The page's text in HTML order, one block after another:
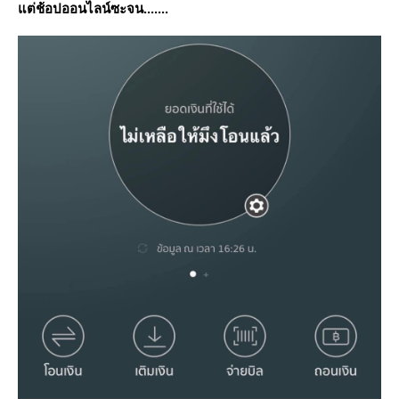
ต่ช้อปออนไลน์ซะจน.......